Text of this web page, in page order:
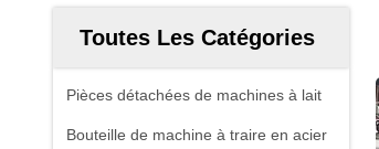
Toutes Les Catégories
Pièces détachées de machines à lait
Bouteille de machine à traire en acier